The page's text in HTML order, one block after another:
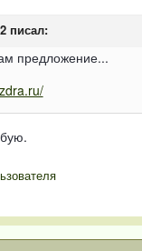
писал:
предложение...